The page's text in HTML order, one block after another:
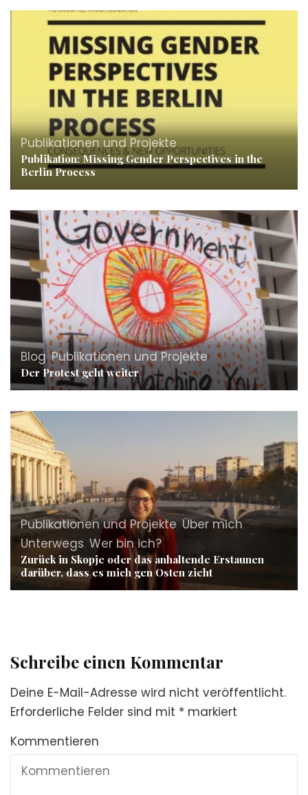
Publikationen und Projekte
Publikation: Missing Gender Perspectives in the
Berlin Process
Blog,Publikationen und Projekte
Der Protest geht weiter
Publikationen und Projekte,Über mich,
Unterwegs, Wer bin ich?
Zurück in Skopje oder das anhaltende Erstaunen
darüber, dass es mich gen Osten zieht
Schreibe einen Kommentar
Deine E-Mail-Adresse wird nicht veröffentlicht.
Erforderliche Felder sind mit * markiert
Kommentieren